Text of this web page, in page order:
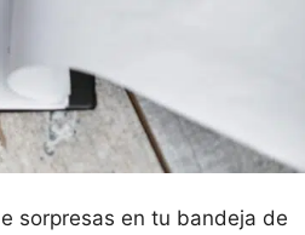
sorpresas en tu bandeja de